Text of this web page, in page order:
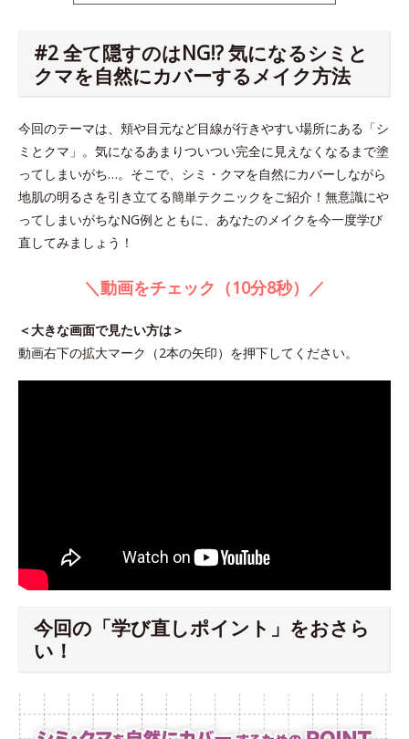
#2 全て隠すのはNG!? 気になるシミと
クマを自然にカバーするメイク方法
今回のテーマは、頬や目元など目線が行きやすい場所にある「シ
ミとクマ」。気になるあまりついつい完全に見えなくなるまで塗
ってしまいがち…。そこで、シミ・クマを自然にカバーしながら
地肌の明るさを引き立てる簡単テクニックをご紹介！無意識にや
ってしまいがちなNG例とともに、あなたのメイクを今一度学び
直してみましょう！
＼動画をチェック（10分8秒）／
＜大きな画面で見たい方は＞
動画右下の拡大マーク（2本の矢印）を押下してください。
今回の「学び直しポイント」をおさら
い！